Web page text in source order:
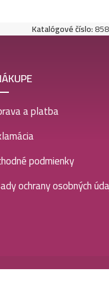
Katalógové číslo:
a platba
podmienky
ochrany osobných